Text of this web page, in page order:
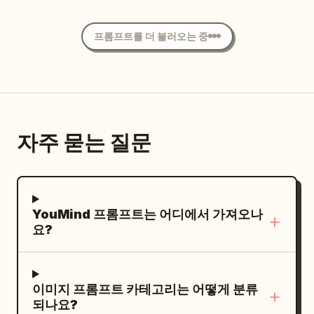
스튜디오 또는 깔끔한 방 설정 - 부드러운 자연
광 - 깔끔한 배경 - TikTok UI, 소셜 미디어 인
게 배치된 것처럼 보여야 함 - 강한 그림자 없음
성 유사성 - 업로드된 참조 이미지를 충실히 반
화적 - 깔끔한 구도 - 높은 디테일 - 명백한 AI
아티팩트 없음 부정 프롬프트: 검은색 낙서 그
하고, 치비는 더 과장되고 사랑스러운 애니메
이션 스타일의 버전을 수행합니다. 개인화된
즉각적으로 읽혀야 합니다. 구성: - 세로형 4:5
쪽에는 실제 인물 - 다른 쪽에는 다채로운 치비
벽화 - 두 인물 모두 전신 또는 거의 전신 프레
물 주변에 충분한 여백 확보 - 벽화가 완전히 보
이도록 할 것 - 실제 인물의 발이나 치비의 몸이
바닥 - 최소한의 실내 스튜디오 또는 깔끔한 방
설정 - 부드러운 자연광 - 깔끔한 배경 -
세련된 생성 사진 느낌을 유지하세요. 중앙의
포트레이트는 실사로, 주변의 6개 미니 캐릭터
터(Chibi) 캐리커처로 유지해야 합니다. 추가
人間取扱説明書・暫定版
과 유사한 일본어 제목
이 적힌 크림색 종이 라벨이 붙어 있습니다. 마
담긴 말풍선을 정확히 하나 추가하세요. 부드
간의 질감이 느껴지는 종이 느낌을 사용하고,
머리가 크고 몸이 작은 치비 비율로 그리며, 두
인물 아래에는 부드러운 베이지색 그림자를 넣
터, 추가 사물, 열린 옷깃, 실사 비율, 거친 디지
털 렌더링은 피하세요.
프롬프트를 더 불러오는 중
자주 묻는 질문
YouMind 프롬프트는 어디에서 가져오나
요?
이미지 프롬프트 카테고리는 어떻게 분류
되나요?